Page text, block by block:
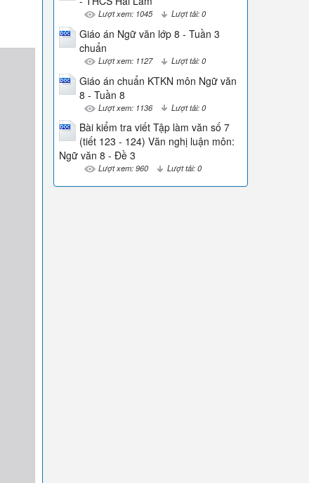
Lượt xem: 1045 Lượt tải: 0
Giáo án Ngữ văn lớp 8 - Tuần 3
chuẩn
Lượt xem: 1127 Lượt tải: 0
Giáo án chuẩn KTKN môn Ngữ văn
8 - Tuần 8
Lượt xem: 1136 Lượt tải: 0
Bài kiểm tra viết Tập làm văn số 7
(tiết 123 - 124) Văn nghị luận môn:
Ngữ văn 8 - Đề 3
Lượt xem: 960 Lượt tải: 0